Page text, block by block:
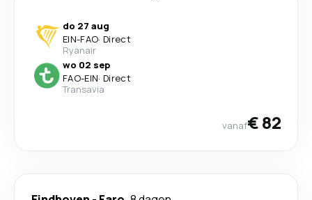
do 27 aug
EIN-FAO· Direct
Ryanair
wo 02 sep
FAO-EIN· Direct
Transavia
vanaf€ 82